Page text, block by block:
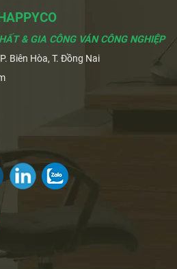
& GIA CÔNG VÁN CÔNG NGHIỆP
Biên Hòa, T. Đồng Nai